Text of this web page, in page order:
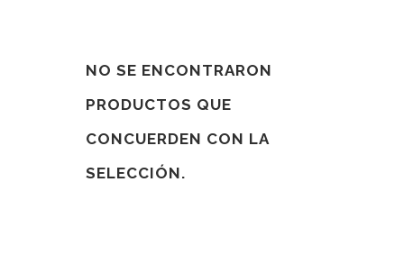
NO SE ENCONTRARON
PRODUCTOS QUE
CONCUERDEN CON LA
SELECCIÓN.